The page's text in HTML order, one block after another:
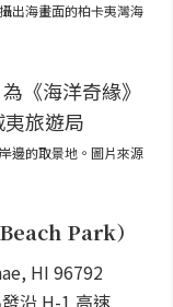
出海畫面的柏卡夷灣海
邊的取景地。圖片來源
Park）
HI 96792
沿 H-1 高速